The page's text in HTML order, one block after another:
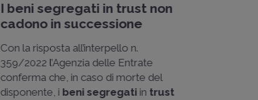
I beni segregati in trust non
cadono in successione
Con la risposta all’interpello n.
359/2022 l’Agenzia delle Entrate
conferma che, in caso di morte del
disponente, i beni segregatiin trust